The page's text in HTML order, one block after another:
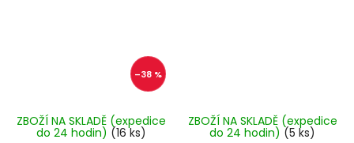
–38 %
ZBOŽÍ NA SKLADĚ (expedice
do 24 hodin) (16 ks)
ZBOŽÍ NA SKLADĚ (expedice
do 24 hodin) (5 ks)